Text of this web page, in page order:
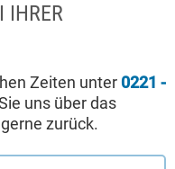
IHRER
Zeiten unter 0221 -
uns über das
zurück.